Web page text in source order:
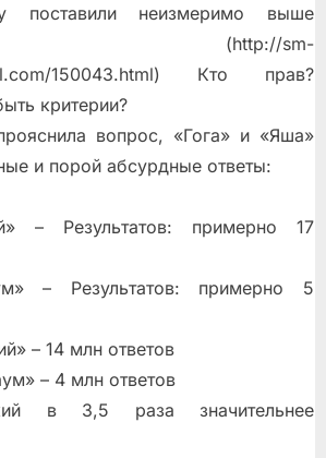
поставили неизмеримо выше
(http://sm-
150043.html) Кто прав?
критерии?
вопрос, «Гога» и «Яша»
и порой абсурдные ответы:
– Результатов: примерно 17
– Результатов: примерно 5
– 14 млн ответов
– 4 млн ответов
в 3,5 раза значительнее